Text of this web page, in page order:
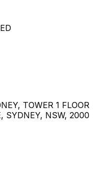
TOWER 1 FLOOR
SYDNEY, NSW, 2000